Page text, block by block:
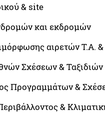
& site
και εκδρομών
αιρετών Τ.Α.
Σχέσεων & Ταξιδιών
Προγραμμάτων &
&